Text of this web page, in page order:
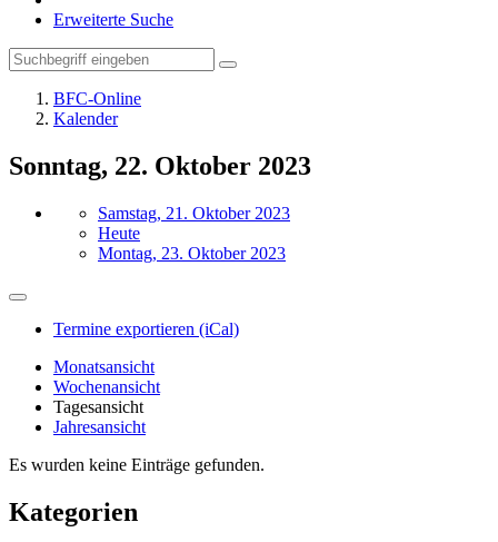
Erweiterte Suche
BFC-Online
Kalender
Sonntag, 22. Oktober 2023
Samstag, 21. Oktober 2023
Heute
Montag, 23. Oktober 2023
Termine exportieren (iCal)
Monatsansicht
Wochenansicht
Tagesansicht
Jahresansicht
Es wurden keine Einträge gefunden.
Kategorien